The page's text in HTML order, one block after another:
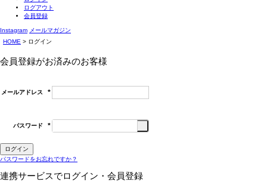
ログアウト
会員登録
Instagram メールマガジン
HOME
ログイン
会員登録がお済みのお客様
メールアドレス
(必
パスワード
ログイン
パスワードをお忘れですか？
連携サービスでログイン・会員登録